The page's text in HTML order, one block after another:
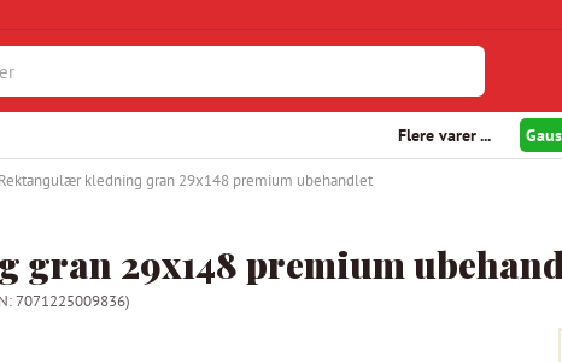
Flere varer ...
Rektangulær kledning gran 29x148 premium ubehandlet
gran 29x148 premium
7071225009836)